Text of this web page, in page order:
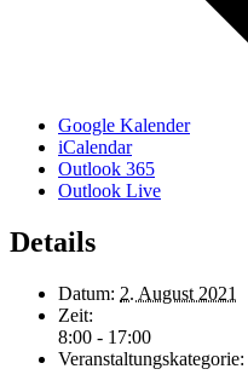
Google Kalender
iCalendar
Outlook 365
Outlook Live
Details
Datum: 2. August 2021
Zeit:
8:00 - 17:00
Veranstaltungskategorie: